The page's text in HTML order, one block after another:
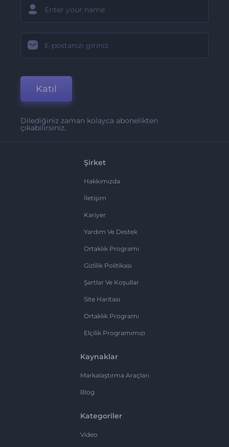
Katıl
Dilediğiniz zaman kolayca abonelikten
çıkabilirsiniz.
Şirket
Hakkımızda
İletişim
Kariyer
Yardım Ve Destek
Ortaklık Programı
Gizlilik Politikası
Şartlar Ve Koşullar
Site Haritası
Ortaklık Programı
Elçilik Programımızı
Kaynaklar
Markalaştırma Araçları
Blog
Kategoriler
Video